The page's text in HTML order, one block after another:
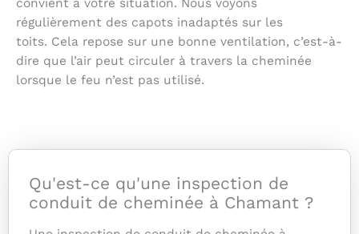
régulièrement des capots inadaptés sur les
toits. Cela repose sur une bonne ventilation, c’est-à-
dire que l’air peut circuler à travers la cheminée
lorsque le feu n’est pas utilisé.
Qu'est-ce qu'une inspection de
conduit de cheminée à Chamant ?